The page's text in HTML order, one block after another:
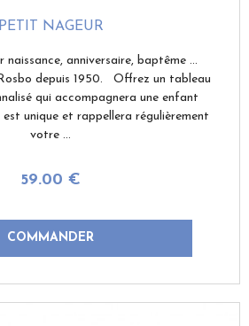
PETIT NAGEUR
59.00 €
naissance, anniversaire, baptême ...
depuis 1950. Offrez un tableau
qui accompagnera une enfant
unique et rappellera régulièrement
votre ...